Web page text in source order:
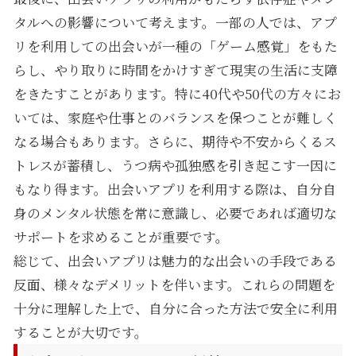
タルへの影響について考えます。一部の人では、アプ
リを利用しての出会いが一種の「ゲーム感覚」をもた
らし、やり取りに時間をかけすぎて現実の生活に支障
をきたすことがあります。特に40代や50代の方々にお
いては、家庭や仕事とのバランスを保つことが難しく
なる場合もあります。さらに、期待や不安からくるス
トレスが蓄積し、うつ病や孤独感を引き起こす一因に
もなり得ます。出会いアプリを利用する際は、自分自
身のメンタル状態を常に意識し、必要であれば適切な
サポートを求めることが重要です。
総じて、出会いアプリは魅力的な出会いの手段である
反面、様々なデメリットを伴います。これらの問題を
十分に理解した上で、自分に合った方法で安全に利用
することが大切です。